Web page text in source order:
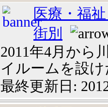
医療・福
街別
2011年4月から
イルームを設
最終更新日: